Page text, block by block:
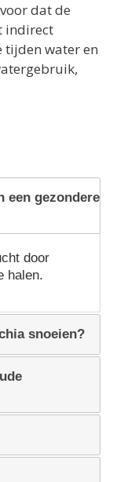
dat de
indirect
tijden water en
een gezondere
door
halen.
snoeien?